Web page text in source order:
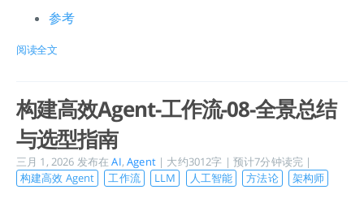
参考
阅读全文
构建高效Agent-工作流-08-全景总结
与选型指南
三月 1, 2026 发布在 AI,Agent | 大约3012字 | 预计7分钟读完 |
构建高效 Agent
工作流 LLM 人工智能 方法论 架构师